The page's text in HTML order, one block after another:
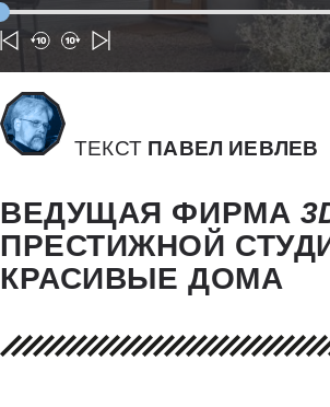
ТЕКСТ ПАВЕЛ ИЕВЛЕВ
ВЕДУЩАЯ ФИРМА
ПРЕСТИЖНОЙ
КРАСИВЫЕ ДОМА